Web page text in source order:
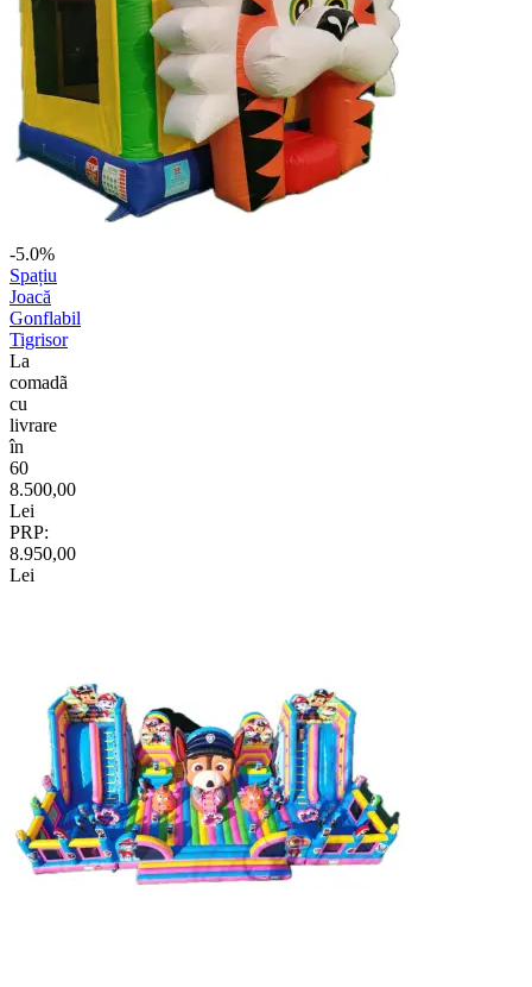
-5.0%
Spațiu
Joacă
Gonflabil
Tigrisor
La
comadã
cu
livrare
în
60
8.500,00
Lei
PRP:
8.950,00
Lei